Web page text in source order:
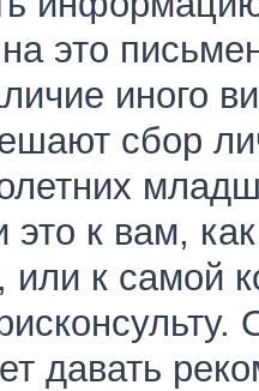
это
иного
сбор
к вам,
к самой
давать